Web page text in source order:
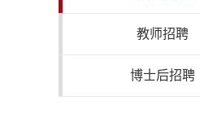
教师招聘
博士后招聘